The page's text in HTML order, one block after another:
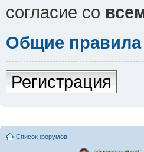
согласие со
Общие правила
Регистрация
Список форумов